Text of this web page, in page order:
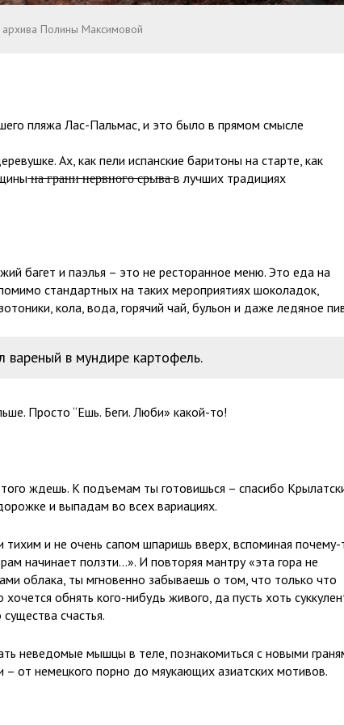
архива Полины Максимовой
пляжа Лас-Пальмас, и это было в прямом смысле
Ах, как пели испанские баритоны на старте, как
̶н̶а̶ ̶г̶р̶а̶н̶и̶ ̶н̶е̶р̶в̶н̶о̶г̶о̶ ̶с̶р̶ы̶в̶а̶ в лучших традициях
багет и паэлья – это не ресторанное меню. Это еда на
стандартных на таких мероприятиях шоколадок,
кола, вода, горячий чай, бульон и даже ледяное
вареный в мундире картофель.
Просто “Ешь. Беги. Люби» какой-то!
ждешь. К подъемам ты готовишься – спасибо
и выпадам во всех вариациях.
и не очень сапом шпаришь вверх, вспоминая почему-
начинает ползти…». И повторяя мантру «эта гора не
облака, ты мгновенно забываешь о том, что только что
обнять кого-нибудь живого, да пусть хоть
счастья.
неведомые мышцы в теле, познакомиться с новыми
от немецкого порно до мяукающих азиатских мотивов.